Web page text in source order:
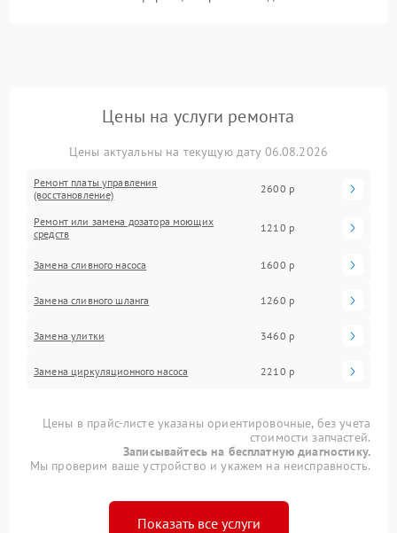
Цены на услуги ремонта
Цены актуальны на текущую дату 06.08.2026
Ремонт платы управления
(восстановление)
2600 р
Ремонт или замена дозатора моющих
средств
1210 р
Замена сливного насоса 1600 р
Замена сливного шланга 1260 р
Замена улитки 3460 р
Замена циркуляционного насоса 2210 р
Цены в прайс-листе указаны ориентировочные, без учета
стоимости запчастей.
Записывайтесь на бесплатную диагностику.
Мы проверим ваше устройство и укажем на неисправность.
Показать все услуги